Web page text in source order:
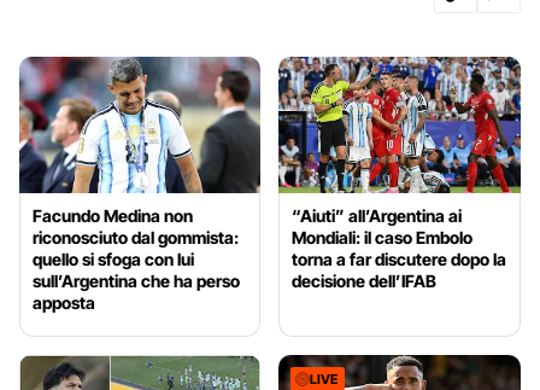
Facundo Medina non
riconosciuto dal gommista:
quello si sfoga con lui
sull’Argentina che ha perso
apposta
“Aiuti” all’Argentina ai
Mondiali: il caso Embolo
torna a far discutere dopo la
decisione dell’IFAB
LIVE